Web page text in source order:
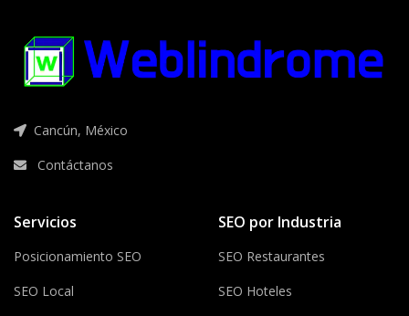
Cancún, México
Contáctanos
Servicios
Posicionamiento SEO
SEO Local
SEO por Industria
SEO Restaurantes
SEO Hoteles